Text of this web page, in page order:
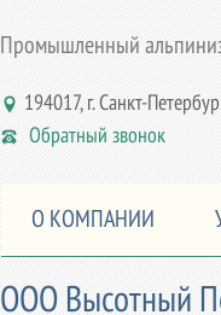
Промышленный
194017, г. Санкт-
Обратный звонок
О КОМПАНИИ
ООО Высотный